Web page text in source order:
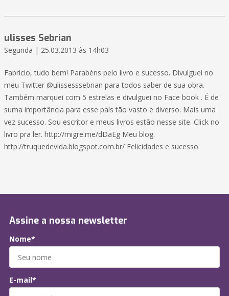
ulisses Sebrian
Segunda | 25.03.2013 às 14h03
Fabricio, tudo bem! Parabéns pelo livro e sucesso. Divulguei no
meu Twitter @ulissesssebrian para todos saber de sua obra.
Também marquei com 5 estrelas e divulguei no Face book . É de
suma importância para esse país tão vasto e diverso. Mais uma
vez sucesso. Sou escritor e meus livros estão nesse site. Click no
livro pra ler. http://migre.me/dDaEg Meu blog.
http://truquedevida.blogspot.com.br/ Felicidades e sucesso
Assine a nossa newsletter
Nome*
E-mail*